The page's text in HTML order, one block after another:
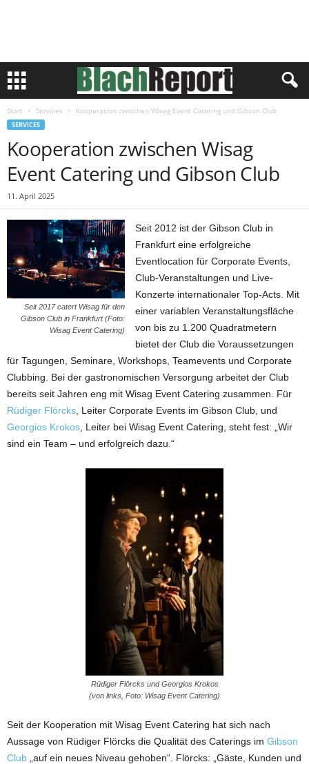
Start Services Kooperation zwischen Wisag Event Catering und Gibson Club
SERVICES
Kooperation zwischen Wisag
Event Catering und Gibson Club
11. April 2025
Seit 2017 catert Wisag für den
Gibson Club in Frankfurt (Foto:
Wisag Event Catering)
Seit 2012 ist der Gibson Club in
Frankfurt eine erfolgreiche
Eventlocation für Corporate Events,
Club-Veranstaltungen und Live-
Konzerte internationaler Top-Acts. Mit
einer variablen Veranstaltungsfläche
von bis zu 1.200 Quadratmetern
bietet der Club die Voraussetzungen
für Tagungen, Seminare, Workshops, Teamevents und Corporate
Clubbing. Bei der gastronomischen Versorgung arbeitet der Club
bereits seit Jahren eng mit Wisag Event Catering zusammen. Für
Rüdiger Flörcks , Leiter Corporate Events im Gibson Club, und
Georgios Krokos , Leiter bei Wisag Event Catering, steht fest: „Wir
sind ein Team – und erfolgreich dazu.“
Rüdiger Flörcks und Georgios Krokos
(von links, Foto: Wisag Event Catering)
Seit der Kooperation mit Wisag Event Catering hat sich nach
Aussage von Rüdiger Flörcks die Qualität des Caterings im Gibson
Club „auf ein neues Niveau gehoben“. Flörcks: „Gäste, Kunden und